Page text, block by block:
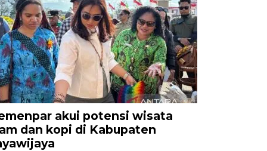
akui potensi wisata
dan kopi di Kabupaten